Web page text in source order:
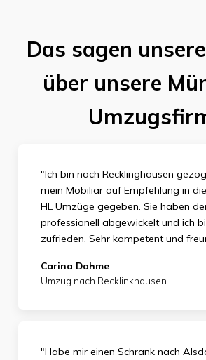
Das sagen
über unsere
"Ich bin nach Recklinghausen
mein Mobiliar auf Empfehlung in
HL Umzüge gegeben. Sie haben
professionell abgewickelt und ich
zufrieden. Sehr kompetent und
Carina Dahme
Umzug nach Recklinkhausen
"Habe mir einen Schrank nach